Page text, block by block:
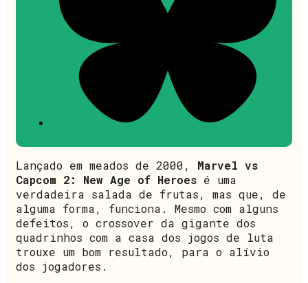
Lançado em meados de 2000, Marvel vs
Capcom 2: New Age of Heroes é uma
verdadeira salada de frutas, mas que, de
alguma forma, funciona. Mesmo com alguns
defeitos, o crossover da gigante dos
quadrinhos com a casa dos jogos de luta
trouxe um bom resultado, para o alívio
dos jogadores.